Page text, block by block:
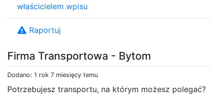
Firma Transportowa - Bytom
Dodano: 1 rok 7 miesięcy temu
Potrzebujesz transportu, na którym możesz polegać?
właścicielem wpisu
Raportuj